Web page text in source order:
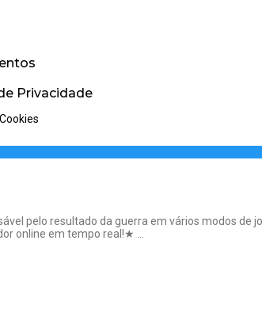
Privacidade
pelo resultado da guerra em vários modos
online em tempo real!★ …